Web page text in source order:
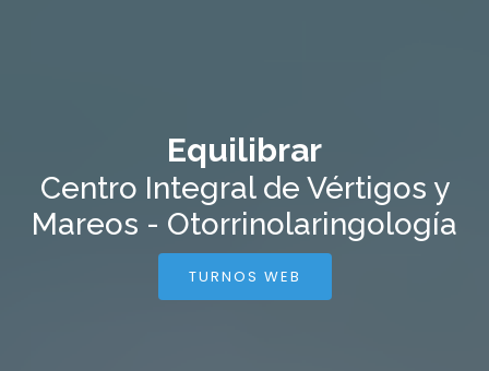
Equilibrar
Centro Integral de Vértigos y
Mareos - Otorrinolaringología
TURNOS WEB